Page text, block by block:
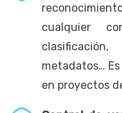
cualquier
metadatos…
en proyectos